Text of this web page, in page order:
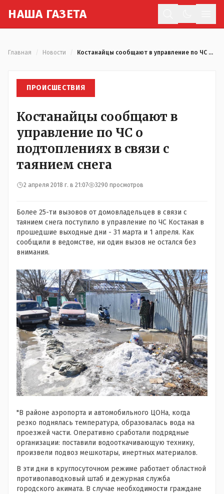
НАША ГАЗЕТА
Главная Новости Костанайцы сообщают в управление по ЧС о подтоплениях в связи с таянием снега
ПРОИСШЕСТВИЯ
Костанайцы сообщают в
управление по ЧС о
подтоплениях в связи с
таянием снега
2 апреля 2018 г. в 21:07 3290 просмотров
Более 25-ти вызовов от домовладельцев в связи с
таянием снега поступило в управление по ЧС Костаная в
прошедшие выходные дни - 31 марта и 1 апреля. Как
сообщили в ведомстве, ни один вызов не остался без
внимания.
"В районе аэропорта и автомобильного ЦОНа, когда
резко поднялась температура, образовалась вода на
проезжей части. Оперативно сработали подрядные
организации: поставили водооткачивающую технику,
произвели подвоз мешкотары, инертных материалов.
В эти дни в круглосуточном режиме работает областной
противопаводковый штаб и дежурная служба
городского акимата. В случае необходимости граждане